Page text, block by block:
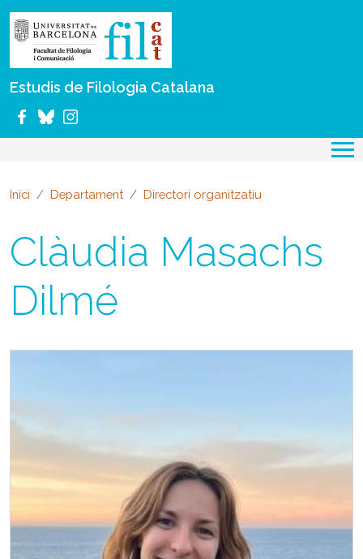
Estudis de Filologia Catalana
Inici Departament Directori organitzatiu
Clàudia Masachs
Dilmé